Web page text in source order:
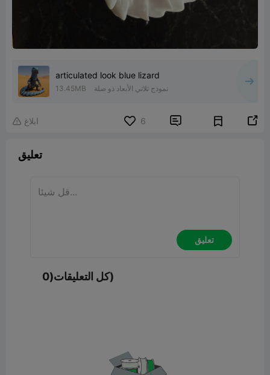
articulated look blue lizard
13.45MB نموذج ثلاثي الأبعاد ذو صلة
 ابلاغ 6  
تعليق
تعليق
كل التعليقات(0)